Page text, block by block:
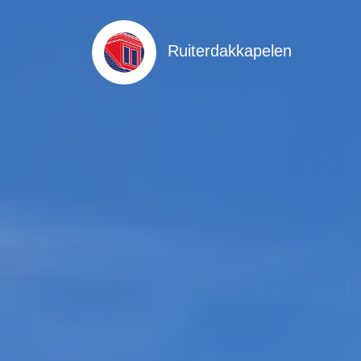
Ruiterdakkapelen